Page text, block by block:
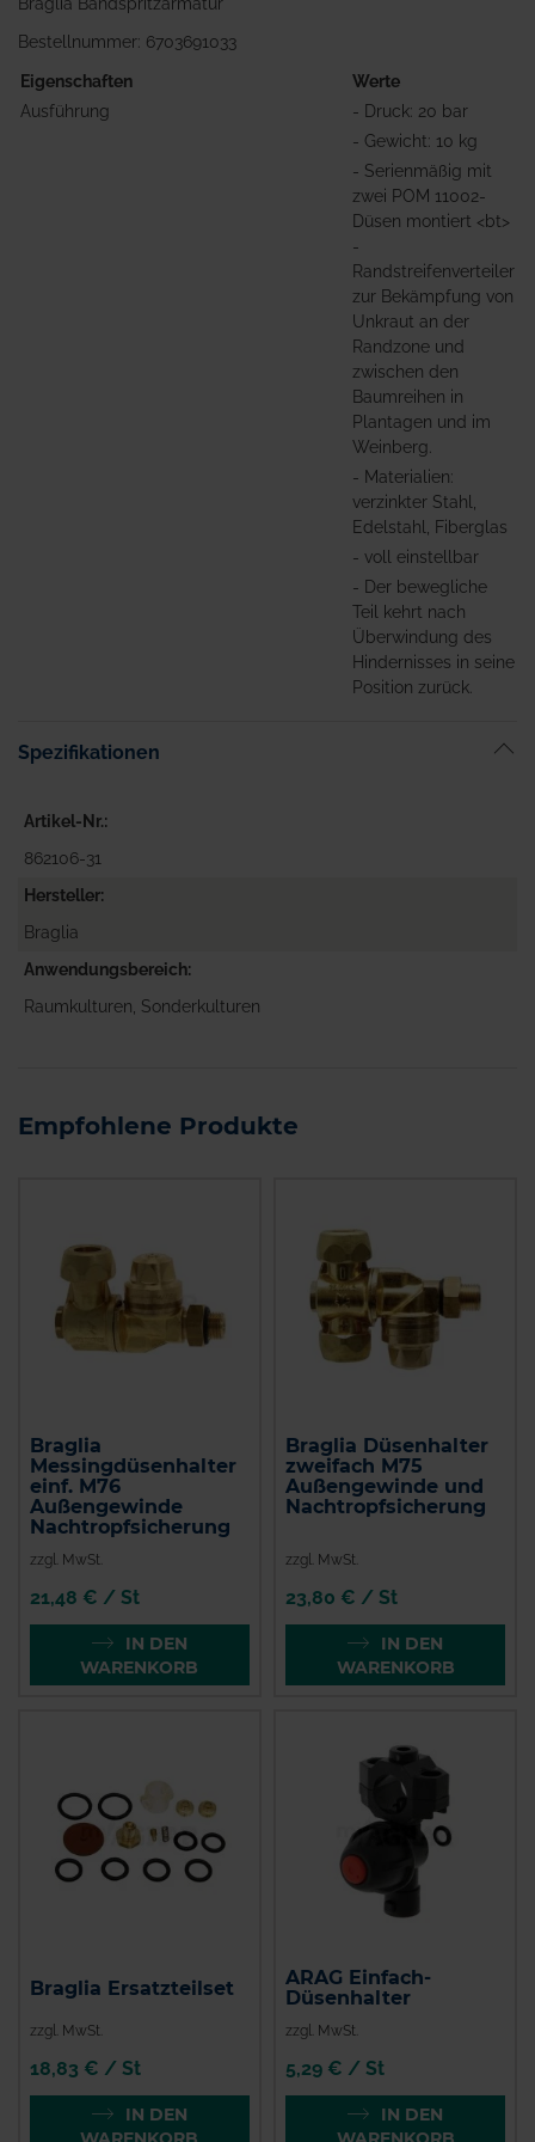
Braglia Bandspritzarmatur
Bestellnummer: 6703691033
Eigenschaften
Werte
Ausführung
- Druck: 20 bar
- Gewicht: 10 kg
- Serienmäßig mit
zwei POM 11002-
Düsen montiert <bt>
-
Randstreifenverteiler
zur Bekämpfung von
Unkraut an der
Randzone und
zwischen den
Baumreihen in
Plantagen und im
Weinberg.
- Materialien:
verzinkter Stahl,
Edelstahl, Fiberglas
- voll einstellbar
- Der bewegliche
Teil kehrt nach
Überwindung des
Hindernisses in seine
Position zurück.
Spezifikationen
Artikel-Nr.
862106-31
Hersteller
Braglia
Anwendungsbereich
Raumkulturen, Sonderkulturen
Empfohlene Produkte
Braglia
Messingdüsenhalter
einf. M76
Außengewinde
Nachtropfsicherung
zzgl. MwSt.
21,48 € / St
IN DEN
WARENKORB
Braglia Düsenhalter
zweifach M75
Außengewinde und
Nachtropfsicherung
zzgl. MwSt.
23,80 € / St
IN DEN
WARENKORB
Braglia Ersatzteilset
zzgl. MwSt.
18,83 € / St
IN DEN
ARAG Einfach-
Düsenhalter
zzgl. MwSt.
5,29 € / St
IN DEN